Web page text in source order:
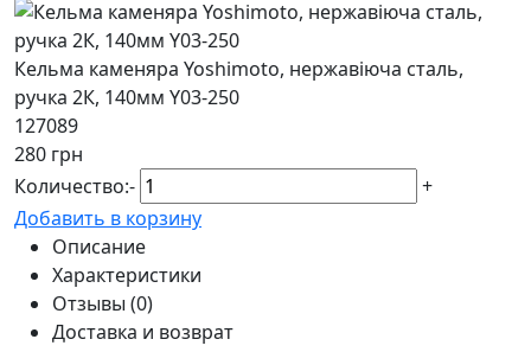
Кельма каменяра Yoshimoto, нержавіюча сталь,
ручка 2К, 140мм Y03-250
127089
280 грн
Количество:-
+
Добавить в корзину
Описание
Характеристики
Отзывы (0)
Доставка и возврат